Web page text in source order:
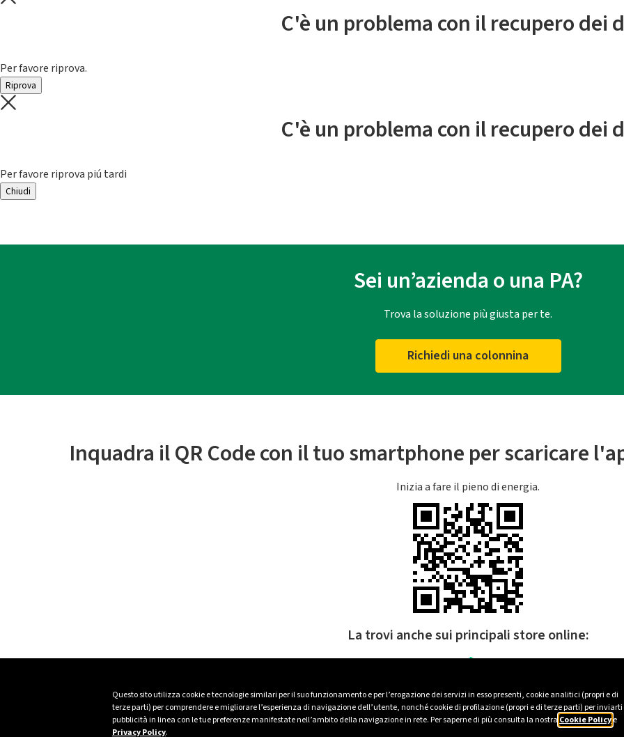
Questo sito utilizza cookie e tecnologie similari per il suo funzionamento e per l’erogazione dei servizi in esso presenti, cookie analitici (propri e di
terze parti) per comprendere e migliorare l’esperienza di navigazione dell’utente, nonché cookie di profilazione (propri e di terze parti) per inviarti
pubblicità in linea con le tue preferenze manifestate nell’ambito della navigazione in rete. Per saperne di più consulta la nostra Cookie Policye
Privacy Policy.
C'è un problema con il recupero dei
Per favore riprova.
Riprova
C'è un problema con il recupero dei
Per favore riprova piú tardi
Chiudi
Sei un’azienda o una PA?
Trova la soluzione più giusta per te.
Richiedi una colonnina
Inquadra il QR Code con il tuo smartphone per scaricare
Inizia a fare il pieno di energia.
La trovi anche sui principali store online: